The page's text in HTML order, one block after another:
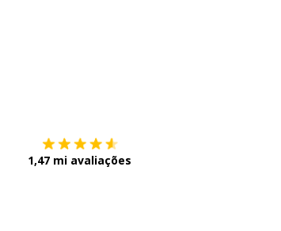
1,47 mi avaliações